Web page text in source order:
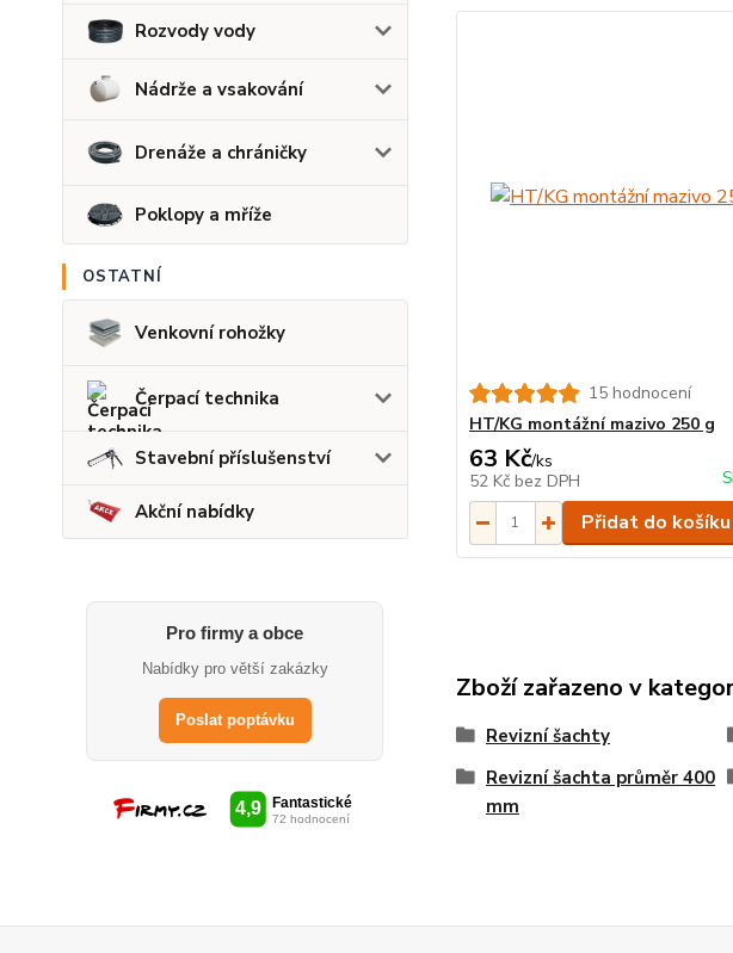
Rozvody vody
Nádrže a vsakování
Drenáže a chráničky
Poklopy a mříže
OSTATNÍ
Venkovní rohožky
Čerpací technika
Stavební příslušenství
Akční nabídky
Pro firmy a obce
Nabídky pro větší zakázky
Poslat poptávku
15 hodnocení
HT/KG montážní mazivo 250 g
63 Kč/ks
52 Kč bez DPH
Přidat do košíku
Zboží zařazeno v
Revizní šachty
Revizní šachta průměr 400
mm